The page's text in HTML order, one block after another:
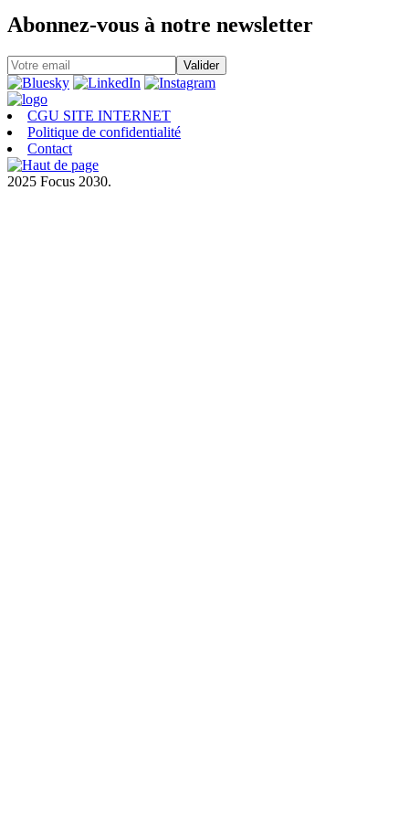
Abonnez-vous à notre newsletter
CGU SITE INTERNET
Politique de confidentialité
Contact
2025 Focus 2030.